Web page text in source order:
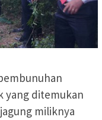
yang ditemukan
miliknya